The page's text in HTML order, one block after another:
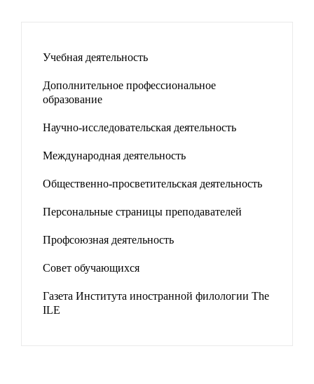
Учебная деятельность
Дополнительное профессиональное
образование
Научно-исследовательская деятельность
Международная деятельность
Общественно-просветительская деятельность
Персональные страницы преподавателей
Профсоюзная деятельность
Совет обучающихся
Газета Института иностранной филологии The
ILE